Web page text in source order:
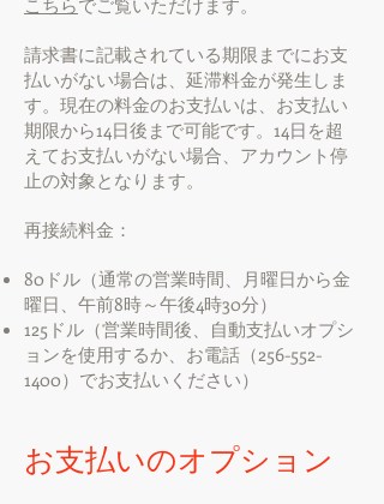
こちらでご覧いただけます。
請求書に記載されている期限までにお支
払いがない場合は、延滞料金が発生しま
す。現在の料金のお支払いは、お支払い
期限から14日後まで可能です。14日を超
えてお支払いがない場合、アカウント停
止の対象となります。
再接続料金：
80ドル（通常の営業時間、月曜日から金
曜日、午前8時～午後4時30分）
125ドル（営業時間後、自動支払いオプシ
ョンを使用するか、お電話（256-552-
1400）でお支払いください）
お支払いのオプション